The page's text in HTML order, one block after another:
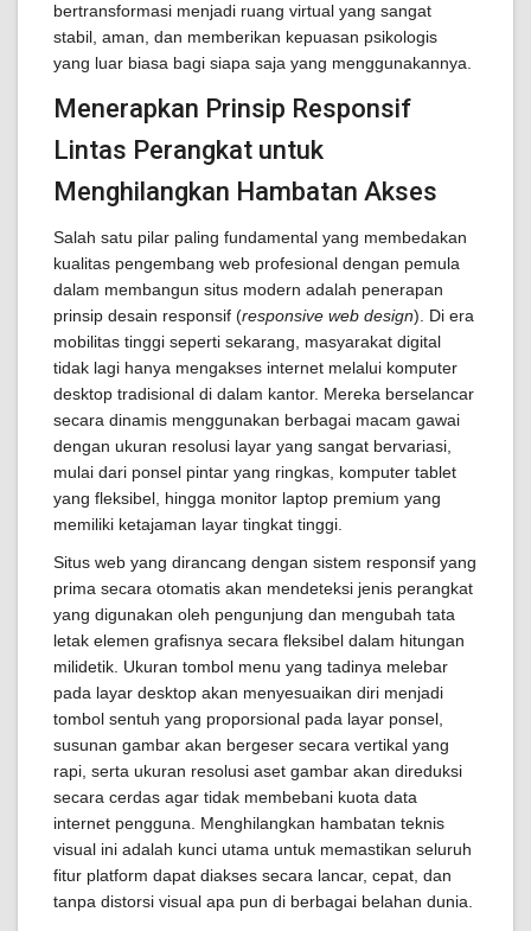
bertransformasi menjadi ruang virtual yang sangat
stabil, aman, dan memberikan kepuasan psikologis
yang luar biasa bagi siapa saja yang menggunakannya.
Menerapkan Prinsip Responsif
Lintas Perangkat untuk
Menghilangkan Hambatan Akses
Salah satu pilar paling fundamental yang membedakan
kualitas pengembang web profesional dengan pemula
dalam membangun situs modern adalah penerapan
prinsip desain responsif (responsive web design). Di era
mobilitas tinggi seperti sekarang, masyarakat digital
tidak lagi hanya mengakses internet melalui komputer
desktop tradisional di dalam kantor. Mereka berselancar
secara dinamis menggunakan berbagai macam gawai
dengan ukuran resolusi layar yang sangat bervariasi,
mulai dari ponsel pintar yang ringkas, komputer tablet
yang fleksibel, hingga monitor laptop premium yang
memiliki ketajaman layar tingkat tinggi.
Situs web yang dirancang dengan sistem responsif yang
prima secara otomatis akan mendeteksi jenis perangkat
yang digunakan oleh pengunjung dan mengubah tata
letak elemen grafisnya secara fleksibel dalam hitungan
milidetik. Ukuran tombol menu yang tadinya melebar
pada layar desktop akan menyesuaikan diri menjadi
tombol sentuh yang proporsional pada layar ponsel,
susunan gambar akan bergeser secara vertikal yang
rapi, serta ukuran resolusi aset gambar akan direduksi
secara cerdas agar tidak membebani kuota data
internet pengguna. Menghilangkan hambatan teknis
visual ini adalah kunci utama untuk memastikan seluruh
fitur platform dapat diakses secara lancar, cepat, dan
tanpa distorsi visual apa pun di berbagai belahan dunia.